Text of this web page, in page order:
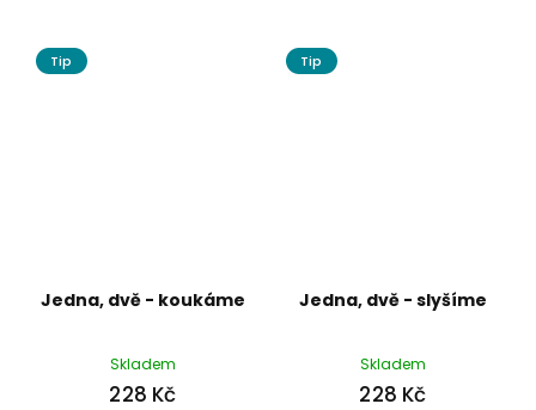
Tip
Jedna, dvě - koukáme
Skladem
228 Kč
Tip
Jedna, dvě - slyšíme
Skladem
228 Kč